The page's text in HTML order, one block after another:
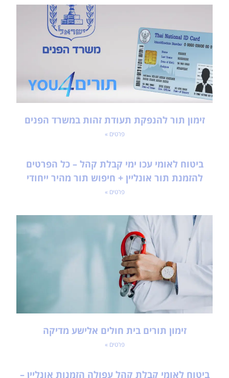
זימון תור להנפקת תעודת זהות במשרד הפנים
פרטים »
ביטוח לאומי עכו ימי קבלת קהל – כל הפרטים
להזמנת תור אונליין + חיפוש תור מהיר ייחודי
פרטים »
זימון תורים בית חולים אלישע מדיקה
פרטים »
ביטוח לאומי קבלת קהל עפולה הזמנות אונליין –